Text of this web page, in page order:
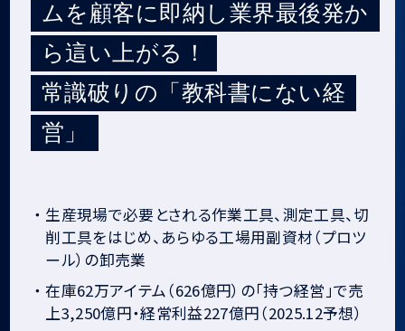
ムを顧客に即納し業界最後発か
ら這い上がる！
常識破りの「教科書にない経
営」
・ 生産現場で必要とされる作業工具、測定工具、切
削工具をはじめ、あらゆる工場用副資材（プロツ
ール）の卸売業
・ 在庫62万アイテム（626億円）の「持つ経営」で売
上3,250億円・経常利益227億円（2025.12予想）